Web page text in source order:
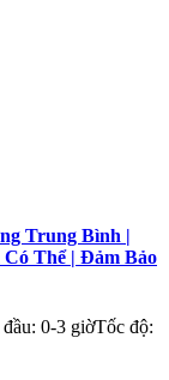
Trung Bình |
Thể | Đảm Bảo
0-3 giờTốc độ: